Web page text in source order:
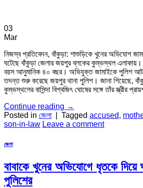
03
Mar
নিজস্ব প্রতিবেদন, বাঁকুড়া: শাশুড়িকে খুনের অভিযোগ
ঘটেছে বাঁকুড়া জেলার জয়পুর ব্লকের কুম্ভস্থল এলাকায়।
বয়স আনুমানিক ৪০ বছর। অভিযুক্ত জামাইকে পুলিশ
তদন্ত শুরু করেছে জয়পুর থানা পুলিশ। জানা গিয়েছে,
কুম্ভস্থলের বাসিন্দা বিশ্বজিৎ ঘোষের সঙ্গে তাঁর স্ত্রীর
Continue reading →
Posted in জেলা Tagged accused,
son-in-law Leave a comment
জেলা
বাবাকে খুনের অভিযোগে ধৃতকে দিয়ে
পুলিশের